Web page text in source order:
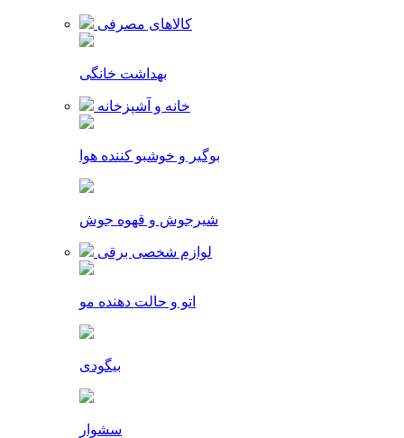
کالاهای مصرفی
بهداشت خانگی
خانه و آشپزخانه
بوگیر و خوشبو کننده هوا
شیرجوش و قهوه جوش
لوازم شخصی برقی
اتو و حالت دهنده مو
بیگودی
سشوار